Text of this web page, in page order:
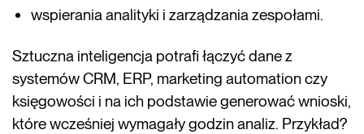
wspierania analityki i zarządzania zespołami.
Sztuczna inteligencja potrafi łączyć dane z
systemów CRM, ERP, marketing automation czy
księgowości i na ich podstawie generować wnioski,
które wcześniej wymagały godzin analiz. Przykład?